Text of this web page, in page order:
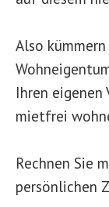
Also
Ihren
mietfrei
Rechnen Sie
persönlichen